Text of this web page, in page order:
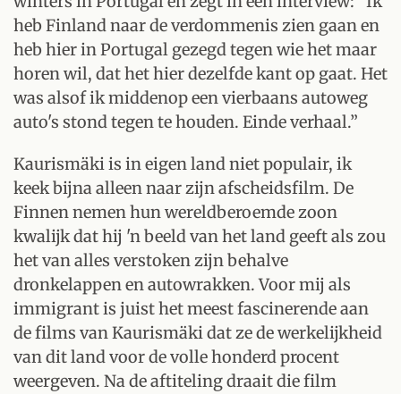
heb Finland naar de verdommenis zien gaan en
heb hier in Portugal gezegd tegen wie het maar
horen wil, dat het hier dezelfde kant op gaat. Het
was alsof ik middenop een vierbaans autoweg
auto's stond tegen te houden. Einde verhaal.”
Kaurismäki is in eigen land niet populair, ik
keek bijna alleen naar zijn afscheidsfilm. De
Finnen nemen hun wereldberoemde zoon
kwalijk dat hij 'n beeld van het land geeft als zou
het van alles verstoken zijn behalve
dronkelappen en autowrakken. Voor mij als
immigrant is juist het meest fascinerende aan
de films van Kaurismäki dat ze de werkelijkheid
van dit land voor de volle honderd procent
weergeven. Na de aftiteling draait die film